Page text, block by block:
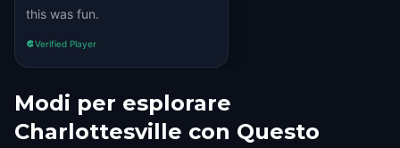
this was fun.
Verified Player
Modi per esplorare
Charlottesville con Questo